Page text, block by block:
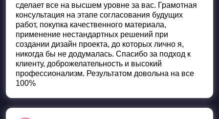
сделает все на высшем уровне за вас. Грамотная
консультация на этапе согласования будущих
работ, покупка качественного материала,
применение нестандартных решений при
создании дизайн проекта, до которых лично я,
никогда бы не додумалась. Спасибо за подход к
клиенту, доброжелательность и высокий
профессионализм. Результатом довольна на все
100%